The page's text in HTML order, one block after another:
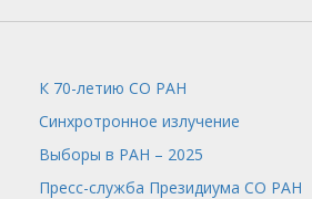
К 70-летию СО РАН
Синхротронное излучение
Выборы в РАН – 2025
Пресс-служба Президиума СО РАН